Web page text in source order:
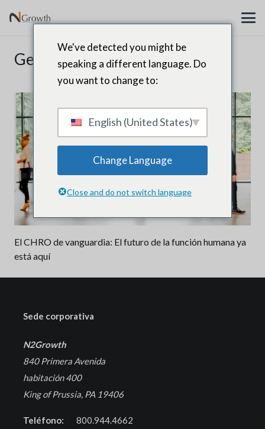
Gente y cultura
El CHRO de vanguardia: El futuro de la función humana ya
está aquí
Sede corporativa
N2Growth
840 Primera Avenida
habitación 400
King of Prussia, PA 19406
Teléfono: 800.944.4662
We've detected you might be
speaking a different language. Do
you want to change to:
English (United States)
Change Language
Close and do not switch language